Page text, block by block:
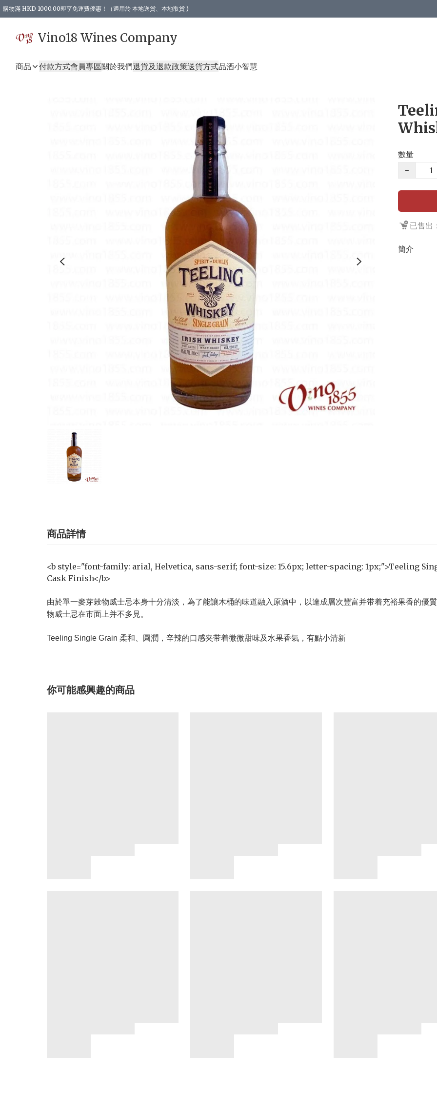
購物滿 HKD 1000.00即享免運費優惠！（適用於 本地送貨、本地取貨 )
Vino18 Wines Company
商品 付款方式會員專區關於我們退貨及退款政策送貨方式品酒小智慧
數量
−
已售出
簡介
商品詳情
<b style="font-family: arial, Helvetica, sans-serif; font-size: 15.6px; letter-spacing: 1px;">Teeling
Cask Finish</b>
由於單一麥芽榖物威士忌本身十分清淡，為了能讓木桶的味道融入原酒中，以達成層次豐富并带着充裕果香的優
物威士忌在市面上并不多見。
Teeling Single Grain 柔和、圓潤，辛辣的口感夹带着微微甜味及水果香氣，有點小清新
你可能感興趣的商品